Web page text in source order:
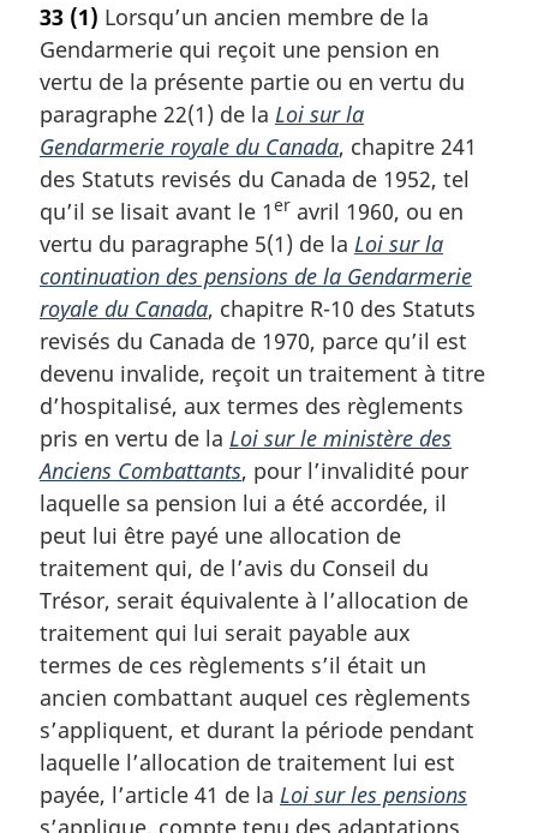
t
e
m
a
r
g
i
n
a
e
:
33 (1) Lorsqu’un ancien membre de la
Gendarmerie qui reçoit une pension en
vertu de la présente partie ou en vertu du
paragraphe 22(1) de la Loi sur la
Gendarmerie royale du Canada, chapitre 241
des Statuts revisés du Canada de 1952, tel
qu’il se lisait avant le 1er avril 1960, ou en
vertu du paragraphe 5(1) de la Loi sur la
continuation des pensions de la Gendarmerie
royale du Canada, chapitre R-10 des Statuts
revisés du Canada de 1970, parce qu’il est
devenu invalide, reçoit un traitement à titre
d’hospitalisé, aux termes des règlements
pris en vertu de la Loi sur le ministère des
Anciens Combattants, pour l’invalidité pour
laquelle sa pension lui a été accordée, il
peut lui être payé une allocation de
traitement qui, de l’avis du Conseil du
Trésor, serait équivalente à l’allocation de
traitement qui lui serait payable aux
termes de ces règlements s’il était un
ancien combattant auquel ces règlements
s’appliquent, et durant la période pendant
laquelle l’allocation de traitement lui est
payée, l’article 41 de la Loi sur les pensions
s’applique, compte tenu des adaptations